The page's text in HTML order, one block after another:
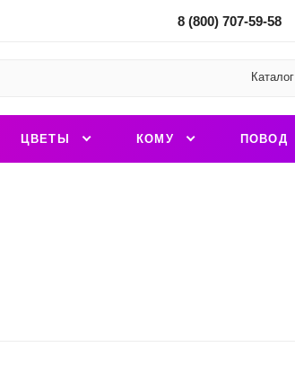
8 (800) 707-59-58
Каталог
ЦВЕТЫ КОМУ ПОВОД